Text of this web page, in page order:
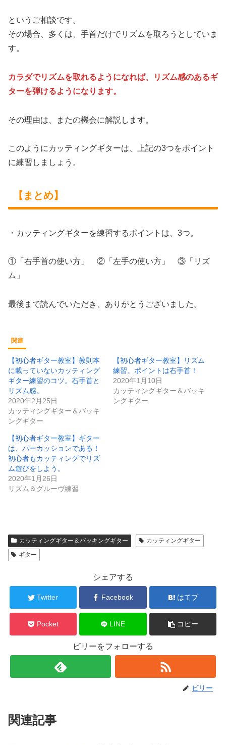
というご相談です。
その場合、多くは、手首だけでリズムを取ろうとしていま
す。
カラダでリズムを取れるようになれば、リズム感のあるギ
ターを弾けるようになります。
その理由は、またの機会に解説します。
このようにカッティングギターは、上記の3つをポイント
に練習しましょう。
【まとめ】
・カッティングギターを練習するポイントは、3つ。
①「右手首の使い方」 ②「左手の使い方」 ③「リズ
ム」
最後まで読んでいただき、ありがとうございました。
関連
【初心者ギター教室】教則本
に載っていないカッティング
ギター練習のコツ。右手首と
リズム感。
2020年2月25日
カッティングギター＆バッキ
ングギター
【初心者ギター教室】リズム
練習。ポイントは右手首！
2020年1月10日
カッティングギター＆バッキ
ングギター
【初心者ギター教室】ギター
は、パーカッションである！
初心者もカッティングでリズ
ム遊びをしよう。
2020年1月26日
リズム＆グルーヴ練習
カッティングギター＆バッキングギター
カッティングギター
ギター
シェアする
Twitter Facebook はてブ
Pocket LINE コピー
ビリーをフォローする
ビリー
関連記事